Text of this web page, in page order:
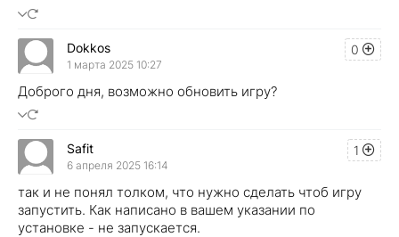
0
Dokkos
1 марта 2025 10:27
Доброго дня, возможно обновить игру?
1
Safit
6 апреля 2025 16:14
так и не понял толком, что нужно сделать чтоб игру
запустить. Как написано в вашем указании по
установке - не запускается.